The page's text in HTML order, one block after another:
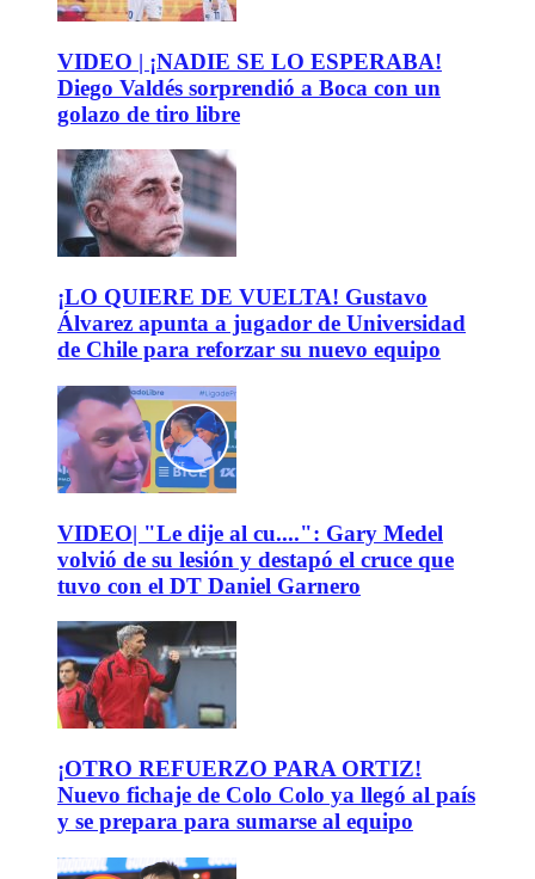
VIDEO | ¡NADIE SE LO ESPERABA!
Diego Valdés sorprendió a Boca con un
golazo de tiro libre
¡LO QUIERE DE VUELTA! Gustavo
Álvarez apunta a jugador de Universidad
de Chile para reforzar su nuevo equipo
VIDEO| "Le dije al cu....": Gary Medel
volvió de su lesión y destapó el cruce que
tuvo con el DT Daniel Garnero
¡OTRO REFUERZO PARA ORTIZ!
Nuevo fichaje de Colo Colo ya llegó al país
y se prepara para sumarse al equipo